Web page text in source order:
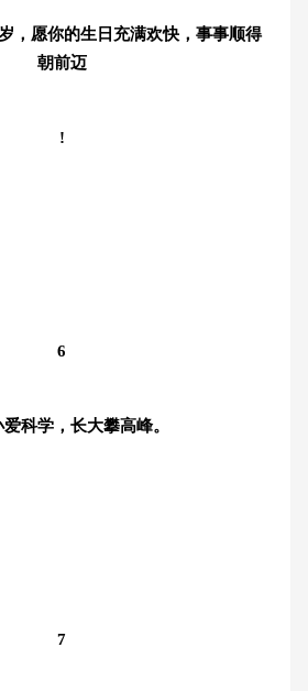
，愿你的生日充满欢快，事事顺得
朝前迈
!
6
科学，长大攀高峰。
7